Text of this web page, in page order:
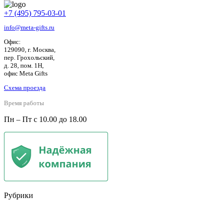
+7 (495) 795-03-01
info@meta-gifts.ru
Офис:
129090, г. Москва,
пер. Грохольский,
д. 28, пом. 1Н,
офис Meta Gifts
Схема проезда
Время работы
Пн – Пт с 10.00 до 18.00
Рубрики